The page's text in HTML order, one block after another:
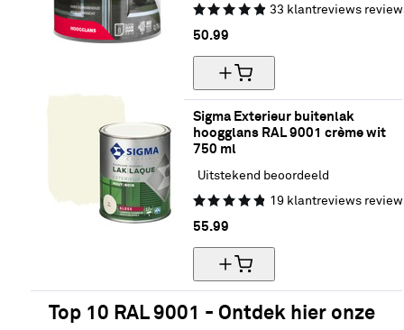
33 klantreviews
50.99
Sigma Exterieur buitenlak
hoogglans RAL 9001 crème wit
750 ml
Uitstekend beoordeeld
19 klantreviews
55.99
Top 10 RAL 9001 - Ontdek hier onze